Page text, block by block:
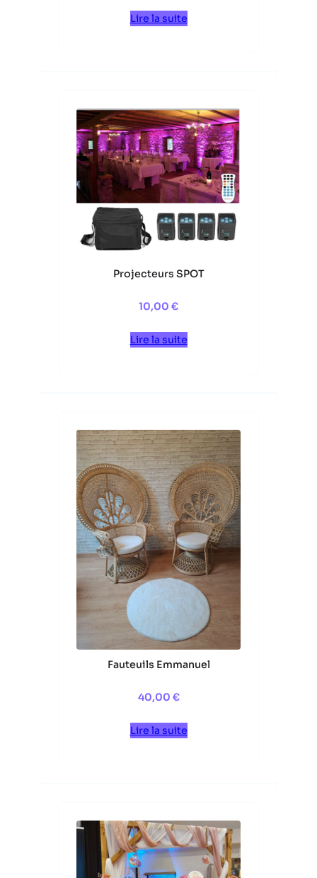
Lire la suite
Projecteurs SPOT
10,00 €
Lire la suite
Fauteuils Emmanuel
40,00 €
Lire la suite